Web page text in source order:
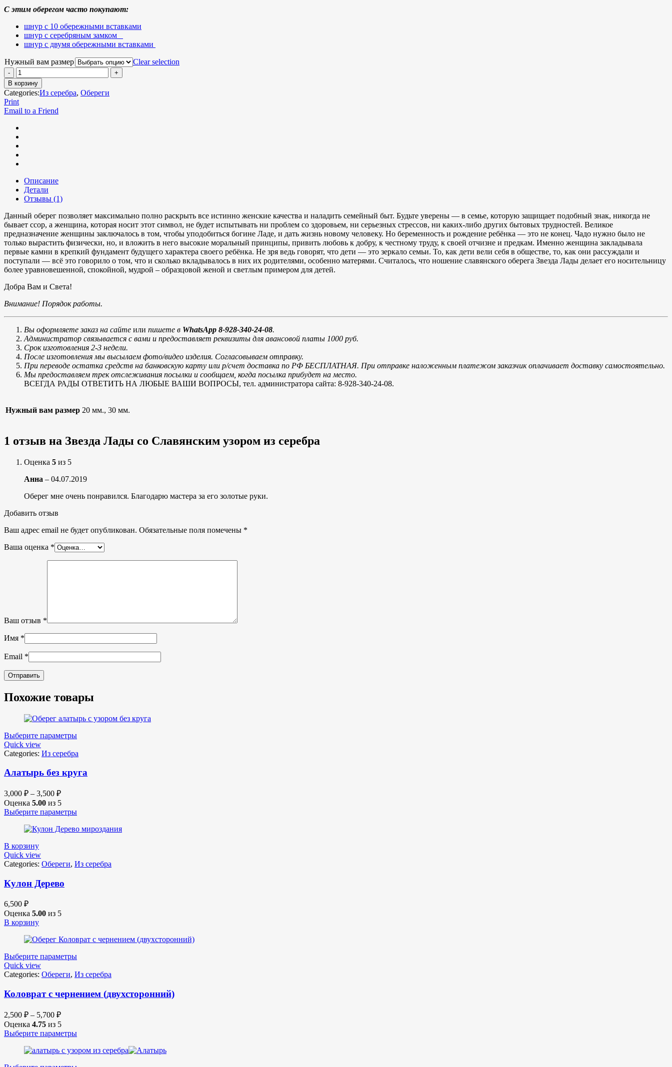
С этим оберегом часто покупают:
шнур с 10 обережными вставками
шнур с серебряным замком
шнур с двумя обережными вставками
Нужный вам размер Clear selection
В корзину
Categories:Из серебра, Обереги
Print
Email to a Friend
Описание
Детали
Отзывы (1)
Данный оберег позволяет максимально полно раскрыть все истинно женские качества и наладить семейный быт. Будьте уверены — в семье, которую защищает подобный знак, никогда не
бывает ссор, а женщина, которая носит этот символ, не будет испытывать ни проблем со здоровьем, ни серьезных стрессов, ни каких-либо других бытовых трудностей. Великое
предназначение женщины заключалось в том, чтобы уподобиться богине Ладе, и дать жизнь новому человеку. Но беременность и рождение ребёнка — это не конец. Чадо нужно было не
только вырастить физически, но, и вложить в него высокие моральный принципы, привить любовь к добру, к честному труду, к своей отчизне и предкам. Именно женщина закладывала
первые камни в крепкий фундамент будущего характера своего ребёнка. Не зря ведь говорят, что дети — это зеркало семьи. То, как дети вели себя в обществе, то, как они рассуждали и
поступали — всё это говорило о том, что и сколько вкладывалось в них их родителями, особенно матерями. Считалось, что ношение славянского оберега Звезда Лады делает его носительницу
более уравновешенной, спокойной, мудрой – образцовой женой и светлым примером для детей.
Добра Вам и Света!
Внимание! Порядок работы.
Вы оформляете заказ на сайте или пишете в WhatsApp 8-928-340-24-08.
Администратор связывается с вами и предоставляет реквизиты для авансовой платы 1000 руб.
Срок изготовления 2-3 недели.
После изготовления мы высылаем фото/видео изделия. Согласовываем отправку.
При переводе остатка средств на банковскую карту или р/счет доставка по РФ БЕСПЛАТНАЯ. При отправке наложенным платежом заказчик оплачивает доставку самостоятельно.
Мы предоставляем трек отслеживания посылки и сообщаем, когда посылка прибудет на место.
ВСЕГДА РАДЫ ОТВЕТИТЬ НА ЛЮБЫЕ ВАШИ ВОПРОСЫ, тел. администратора сайта: 8-928-340-24-08.
Нужный вам размер 20 мм., 30 мм.
1 отзыв на Звезда Лады со Славянским узором из серебра
Оценка 5 из 5
Анна – 04.07.2019
Оберег мне очень понравился. Благодарю мастера за его золотые руки.
Добавить отзыв
Ваш адрес email не будет опубликован. Обязательные поля помечены *
Ваша оценка *
Ваш отзыв *
Имя *
Email *
Похожие товары
Выберите параметры
Quick view
Categories: Из серебра
Алатырь без круга
3,000 ₽ – 3,500 ₽
Оценка 5.00 из 5
Выберите параметры
В корзину
Quick view
Categories: Обереги, Из серебра
Кулон Дерево
6,500 ₽
Оценка 5.00 из 5
В корзину
Выберите параметры
Quick view
Categories: Обереги, Из серебра
Коловрат с чернением (двухсторонний)
2,500 ₽ – 5,700 ₽
Оценка 4.75 из 5
Выберите параметры